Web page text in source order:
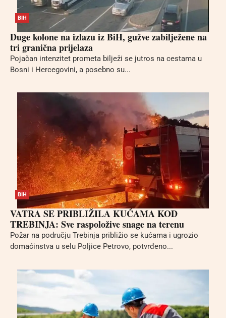
BIH
Duge kolone na izlazu iz BiH, gužve zabilježene na
tri granična prijelaza
Pojačan intenzitet prometa bilježi se jutros na cestama u
Bosni i Hercegovini, a posebno su...
BIH
VATRA SE PRIBLIŽILA KUĆAMA KOD
TREBINJA: Sve raspoložive snage na terenu
Požar na području Trebinja približio se kućama i ugrozio
domaćinstva u selu Poljice Petrovo, potvrđeno...